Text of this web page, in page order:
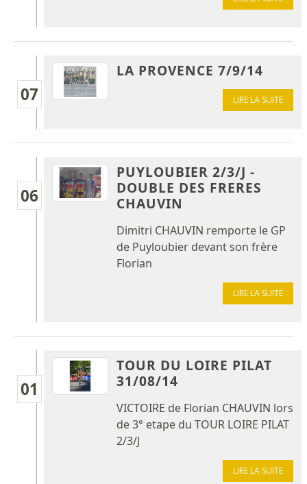
07
LA PROVENCE 7/9/14
LIRE LA SUITE
06
PUYLOUBIER 2/3/J -
DOUBLE DES FRERES
CHAUVIN
Dimitri CHAUVIN remporte le GP
de Puyloubier devant son frère
Florian
LIRE LA SUITE
01
TOUR DU LOIRE PILAT
31/08/14
VICTOIRE de Florian CHAUVIN lors
de 3° etape du TOUR LOIRE PILAT
2/3/J
LIRE LA SUITE